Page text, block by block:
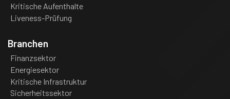
Kritische Aufenthalte
Liveness-Prüfung
Branchen
Finanzsektor
Energiesektor
Kritische Infrastruktur
Sicherheitssektor